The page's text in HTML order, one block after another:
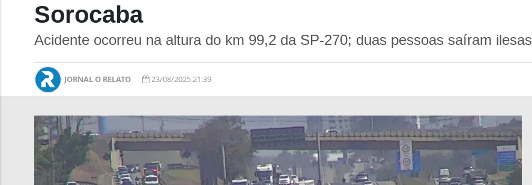
Sorocaba
Acidente ocorreu na altura do km 99,2 da SP-270; duas pessoas saíram ilesas
JORNAL O RELATO 23/08/2025 21:39